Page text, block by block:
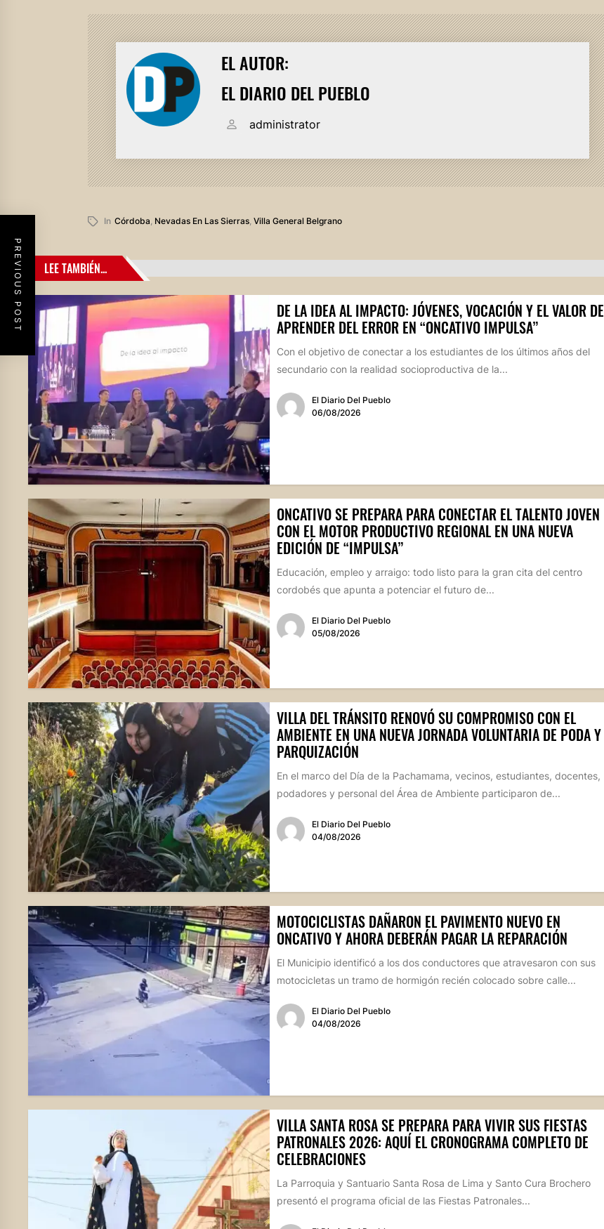
EL AUTOR:
EL DIARIO DEL PUEBLO
administrator
In Córdoba Nevadas En Las Sierras, Villa General Belgrano
PREVIOUS POST LEE TAMBIÉN...
DE LA IDEA AL IMPACTO: JÓVENES, VOCACIÓN Y EL VALOR DE
APRENDER DEL ERROR EN “ONCATIVO IMPULSA”
Con el objetivo de conectar a los estudiantes de los últimos años del
secundario con la realidad socioproductiva de la...
El Diario Del Pueblo
06/08/2026
ONCATIVO SE PREPARA PARA CONECTAR EL TALENTO JOVEN
CON EL MOTOR PRODUCTIVO REGIONAL EN UNA NUEVA
EDICIÓN DE “IMPULSA”
Educación, empleo y arraigo: todo listo para la gran cita del centro
cordobés que apunta a potenciar el futuro de...
El Diario Del Pueblo
05/08/2026
VILLA DEL TRÁNSITO RENOVÓ SU COMPROMISO CON EL
AMBIENTE EN UNA NUEVA JORNADA VOLUNTARIA DE PODA Y
PARQUIZACIÓN
En el marco del Día de la Pachamama, vecinos, estudiantes, docentes,
podadores y personal del Área de Ambiente participaron de...
El Diario Del Pueblo
04/08/2026
MOTOCICLISTAS DAÑARON EL PAVIMENTO NUEVO EN
ONCATIVO Y AHORA DEBERÁN PAGAR LA REPARACIÓN
El Municipio identificó a los dos conductores que atravesaron con sus
motocicletas un tramo de hormigón recién colocado sobre calle...
El Diario Del Pueblo
04/08/2026
VILLA SANTA ROSA SE PREPARA PARA VIVIR SUS FIESTAS
PATRONALES 2026: AQUÍ EL CRONOGRAMA COMPLETO DE
CELEBRACIONES
La Parroquia y Santuario Santa Rosa de Lima y Santo Cura Brochero
presentó el programa oficial de las Fiestas Patronales...